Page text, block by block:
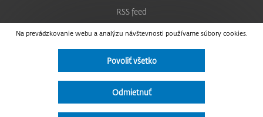
Na prevádzkovanie webu a analýzu návštevnosti používame súbory cookies.
Povoliť všetko
Odmietnuť
RSS feed
Nastavenie cookies
Facebook
Instagram
Vyhlásenie o prístupnosti